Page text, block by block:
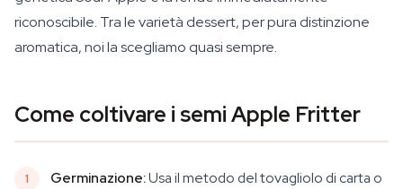
riconoscibile. Tra le varietà dessert, per pura distinzione
aromatica, noi la scegliamo quasi sempre.
Come coltivare i semi Apple Fritter
Germinazione:Usa il metodo del tovagliolo di carta o